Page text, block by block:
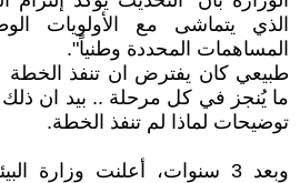
الذي يتماشى مع الأولويات
المساهمات المحددة وطنياً".
طبيعي كان يفترض ان تنفذ الخطة
ما يُنجز في كل مرحلة .. بيد ان
توضيحات لماذا لم تنفذ الخطة.
وبعد 3 سنوات، أعلنت وزارة